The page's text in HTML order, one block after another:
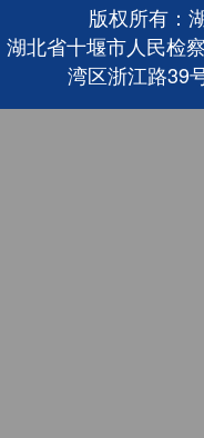
版权所有：
湖北省十堰市人民检
湾区浙江路39